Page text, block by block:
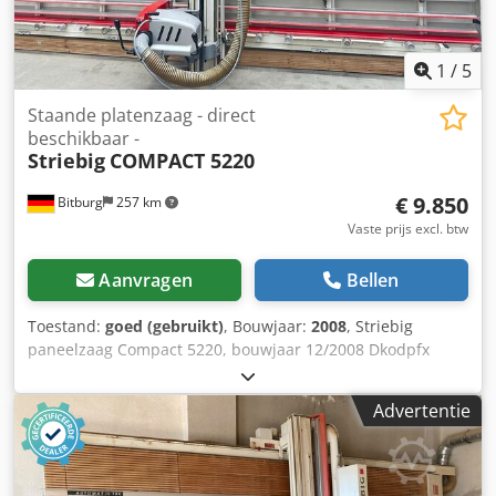
1 / 5
Bitburg 257 km
Staande platenzaag - direct
beschikbaar -
Striebig COMPACT 5220
€ 9.850
Vaste prijs excl. btw
Aanvragen Bellen
Toestand: goed (gebruikt), Bouwjaar: 2008, Striebig
paneelzaag Compact 5220, bouwjaar 12/2008 Dkodpfx
Adozp Nt Aswer Massief, zelfdragend, stevig gelast en
torsiestijf zaagraam Stabiele, duurzame
zaagbalkconstructie van staal Robuuste lagering van de
motorwagen zorgt voor een hoge zaagprecisie Krachtige,
trillingsarme 3,0 kW-motor (S1) TRK-stofafzuiging
Automatisch wegwijkend aluminium rooster met kunststof
Advertentie